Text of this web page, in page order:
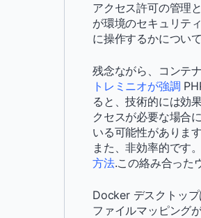
アクセス許可の管理
が環境のセキュリテ
に操作するかについ
残念ながら、コンテ
トレミニオが強調
ると、技術的には効
クセスが必要な場合
いる可能性がありま
また、非効率的です
方法.この絡み合った
Docker デスクトッ
ファイルマッピング